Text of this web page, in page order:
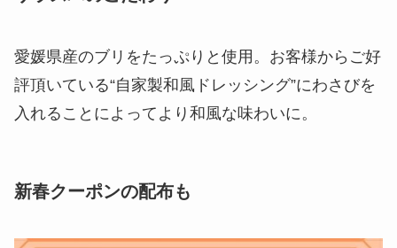
愛媛県産のブリをたっぷりと使用。お客様からご好
評頂いている“自家製和風ドレッシング”にわさびを
入れることによってより和風な味わいに。
新春クーポンの配布も